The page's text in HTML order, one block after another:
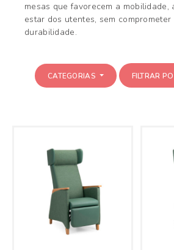
mesas que favorecem a mobilidade,
estar dos utentes, sem
durabilidade.
CATEGORIAS FILTRAR